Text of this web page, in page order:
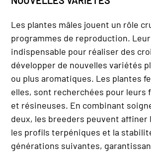
Les plantes mâles jouent un rôle
programmes de reproduction.
indispensable pour réaliser des
développer de nouvelles variétés
ou plus aromatiques. Les plantes
elles, sont recherchées pour leurs
et résineuses. En combinant
deux, les breeders peuvent affiner
les profils terpéniques et la
générations suivantes,